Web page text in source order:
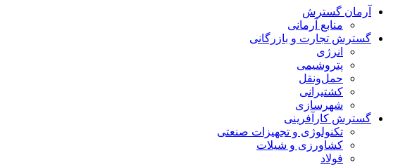
آرمان گسترش
منابع آرمانی
گسترش تجارت و بازرگانی
انرژی
پتروشیمی
حمل‌و‌نقل
کشتیرانی
شهرسازی
گسترش کارآفرینی
تکنولوژی و تجهیزات صنعتی
کشاورزی و شیلات
فولاد